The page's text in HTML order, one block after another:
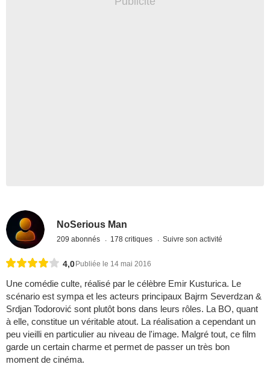
NoSerious Man
209 abonnés 178 critiques Suivre son activité
4,0 Publiée le 14 mai 2016
Une comédie culte, réalisé par le célèbre Emir Kusturica. Le
scénario est sympa et les acteurs principaux Bajrm Severdzan &
Srdjan Todorović sont plutôt bons dans leurs rôles. La BO, quant
à elle, constitue un véritable atout. La réalisation a cependant un
peu vieilli en particulier au niveau de l'image. Malgré tout, ce film
garde un certain charme et permet de passer un très bon
moment de cinéma.